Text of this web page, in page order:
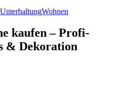
UnterhaltungWohnen
kaufen – Profi-
& Dekoration